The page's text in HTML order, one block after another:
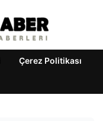
Çerez Politikası